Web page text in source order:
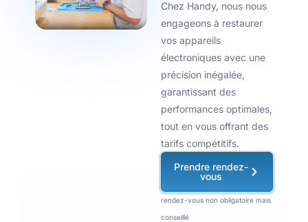
Chez Handy, nous nous
engageons à restaurer
vos appareils
électroniques avec une
précision inégalée,
garantissant des
performances optimales,
tout en vous offrant des
tarifs compétitifs.
Prendre rendez-
vous
rendez-vous non obligatoire mais
conseillé